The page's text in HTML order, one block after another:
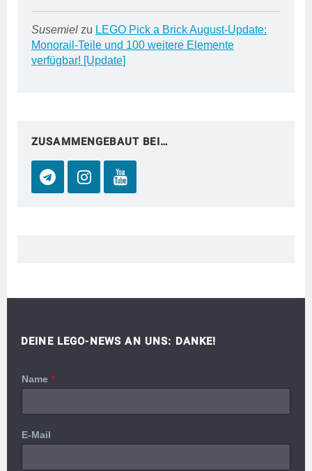
Susemiel zu LEGO Pick a Brick August-Update:
Monorail-Teile und 100 weitere Elemente
verfügbar! [Update]
ZUSAMMENGEBAUT BEI…
DEINE LEGO-NEWS AN UNS: DANKE!
Name *
E-Mail